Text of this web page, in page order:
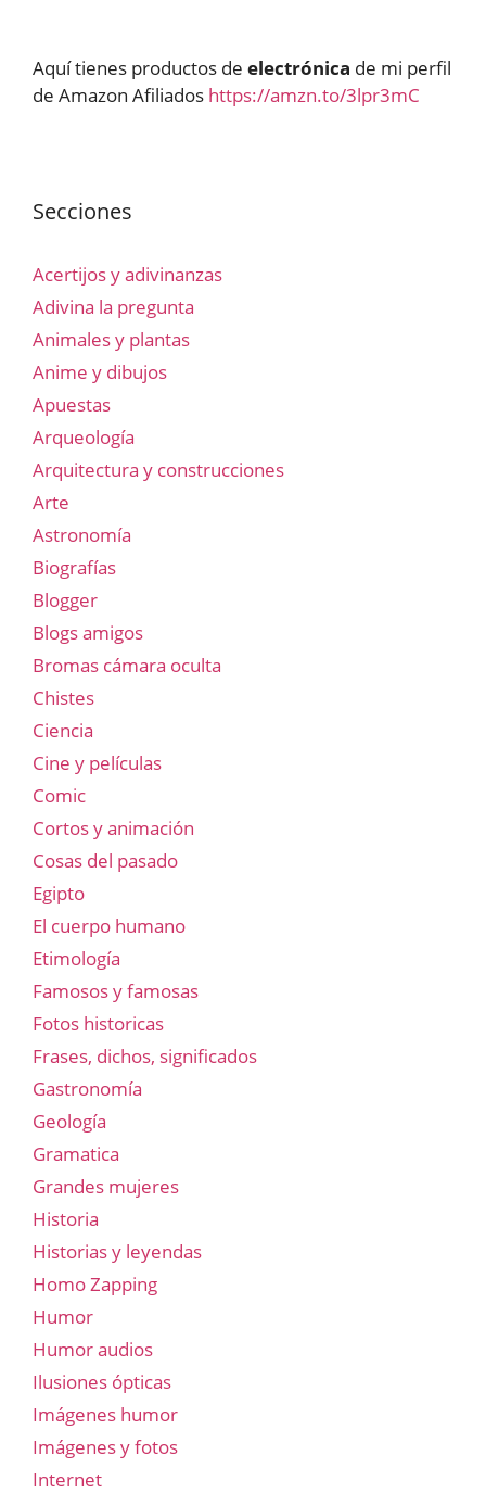
Aquí tienes productos de electrónica de mi perfil
de Amazon Afiliados https://amzn.to/3lpr3mC
Secciones
Acertijos y adivinanzas
Adivina la pregunta
Animales y plantas
Anime y dibujos
Apuestas
Arqueología
Arquitectura y construcciones
Arte
Astronomía
Biografías
Blogger
Blogs amigos
Bromas cámara oculta
Chistes
Ciencia
Cine y películas
Comic
Cortos y animación
Cosas del pasado
Egipto
El cuerpo humano
Etimología
Famosos y famosas
Fotos historicas
Frases, dichos, significados
Gastronomía
Geología
Gramatica
Grandes mujeres
Historia
Historias y leyendas
Homo Zapping
Humor
Humor audios
Ilusiones ópticas
Imágenes humor
Imágenes y fotos
Internet